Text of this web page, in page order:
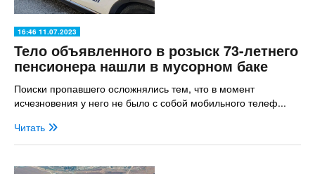
16:46 11.07.2023
Тело объявленного в розыск 73-летнего
пенсионера нашли в мусорном баке
Поиски пропавшего осложнялись тем, что в момент
исчезновения у него не было с собой мобильного телеф...
Читать